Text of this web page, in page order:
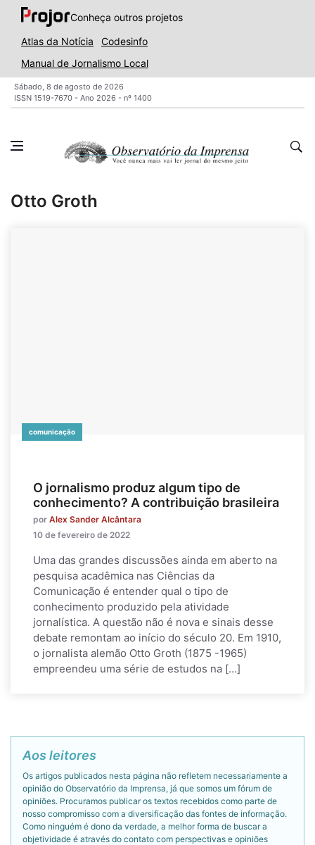
Conheça outros projetos
Atlas da Notícia
Codesinfo
Manual de Jornalismo Local
Sábado, 8 de agosto de 2026
ISSN 1519-7670 - Ano 2026 - nº 1400
Otto Groth
comunicação
O jornalismo produz algum tipo de
conhecimento? A contribuição brasileira
por Alex Sander Alcântara
10 de fevereiro de 2022
Uma das grandes discussões ainda em aberto na
pesquisa acadêmica nas Ciências da
Comunicação é entender qual o tipo de
conhecimento produzido pela atividade
jornalística. A questão não é nova e sinais desse
debate remontam ao início do século 20. Em 1910,
o jornalista alemão Otto Groth (1875 -1965)
empreendeu uma série de estudos na […]
Aos leitores
Os artigos publicados nesta página não refletem necessariamente a
opinião do Observatório da Imprensa, já que somos um fórum de
opiniões. Procuramos publicar os textos recebidos como parte de
nosso compromisso com a diversificação das fontes de informação.
Como ninguém é dono da verdade, a melhor forma de buscar a
objetividade é através do contato com perspectivas e opiniões